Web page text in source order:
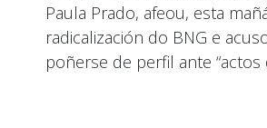
Paula Prado, afeou, esta
radicalización do BNG e
poñerse de perfil ante “actos